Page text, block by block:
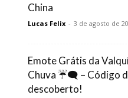
China
Lucas Felix - 3 de agosto de
Emote Grátis da
Chuva ☔🗨️ – Código
descoberto!